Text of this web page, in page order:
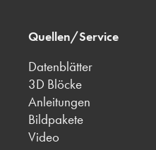
Quellen/Service
Datenblätter
3D Blöcke
Anleitungen
Bildpakete
Video